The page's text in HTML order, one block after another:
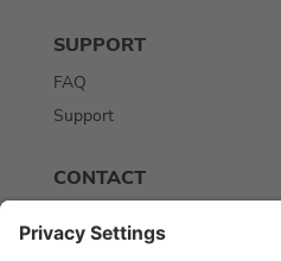
SUPPORT
FAQ
Support
CONTACT
Newsletter